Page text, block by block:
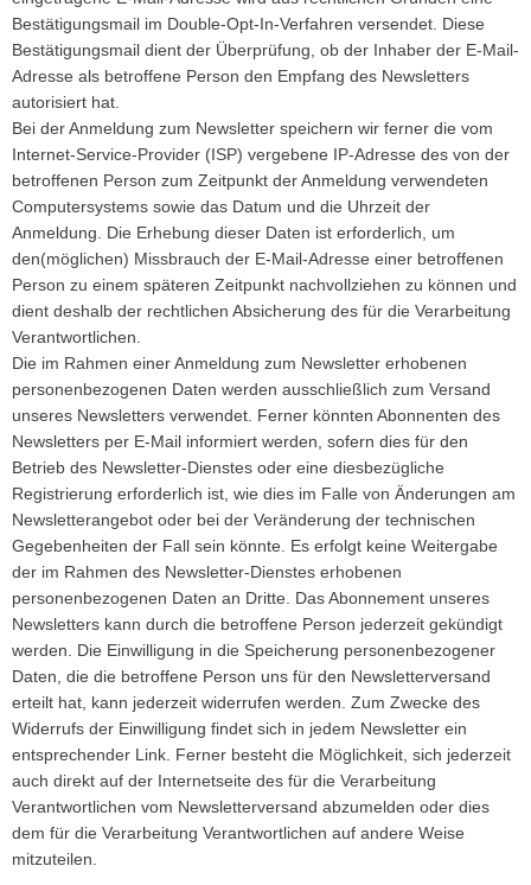
Bestätigungsmail im Double-Opt-In-Verfahren versendet. Diese
Bestätigungsmail dient der Überprüfung, ob der Inhaber der E-Mail-
Adresse als betroffene Person den Empfang des Newsletters
autorisiert hat.
Bei der Anmeldung zum Newsletter speichern wir ferner die vom
Internet-Service-Provider (ISP) vergebene IP-Adresse des von der
betroffenen Person zum Zeitpunkt der Anmeldung verwendeten
Computersystems sowie das Datum und die Uhrzeit der
Anmeldung. Die Erhebung dieser Daten ist erforderlich, um
den(möglichen) Missbrauch der E-Mail-Adresse einer betroffenen
Person zu einem späteren Zeitpunkt nachvollziehen zu können und
dient deshalb der rechtlichen Absicherung des für die Verarbeitung
Verantwortlichen.
Die im Rahmen einer Anmeldung zum Newsletter erhobenen
personenbezogenen Daten werden ausschließlich zum Versand
unseres Newsletters verwendet. Ferner könnten Abonnenten des
Newsletters per E-Mail informiert werden, sofern dies für den
Betrieb des Newsletter-Dienstes oder eine diesbezügliche
Registrierung erforderlich ist, wie dies im Falle von Änderungen am
Newsletterangebot oder bei der Veränderung der technischen
Gegebenheiten der Fall sein könnte. Es erfolgt keine Weitergabe
der im Rahmen des Newsletter-Dienstes erhobenen
personenbezogenen Daten an Dritte. Das Abonnement unseres
Newsletters kann durch die betroffene Person jederzeit gekündigt
werden. Die Einwilligung in die Speicherung personenbezogener
Daten, die die betroffene Person uns für den Newsletterversand
erteilt hat, kann jederzeit widerrufen werden. Zum Zwecke des
Widerrufs der Einwilligung findet sich in jedem Newsletter ein
entsprechender Link. Ferner besteht die Möglichkeit, sich jederzeit
auch direkt auf der Internetseite des für die Verarbeitung
Verantwortlichen vom Newsletterversand abzumelden oder dies
dem für die Verarbeitung Verantwortlichen auf andere Weise
mitzuteilen.